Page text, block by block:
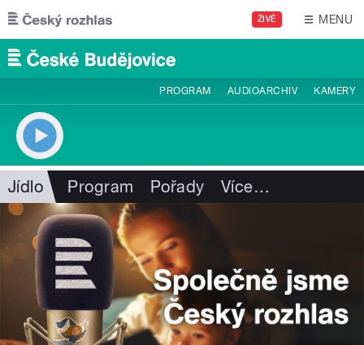
Přejít k hlavnímu obsahu
ŽIVĚ MENU
PROGRAM AUDIOARCHIV KAMERY
Jídlo Program Pořady Více…